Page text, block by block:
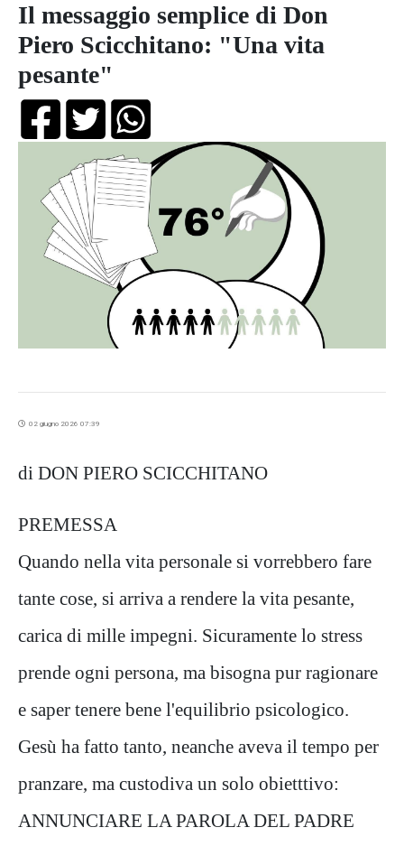
Il messaggio semplice di Don
Piero Scicchitano: "Una vita
pesante"
02 giugno 2026 07:39
di DON PIERO SCICCHITANO
PREMESSA
Quando nella vita personale si vorrebbero fare
tante cose, si arriva a rendere la vita pesante,
carica di mille impegni. Sicuramente lo stress
prende ogni persona, ma bisogna pur ragionare
e saper tenere bene l'equilibrio psicologico.
Gesù ha fatto tanto, neanche aveva il tempo per
pranzare, ma custodiva un solo obietttivo:
ANNUNCIARE LA PAROLA DEL PADRE